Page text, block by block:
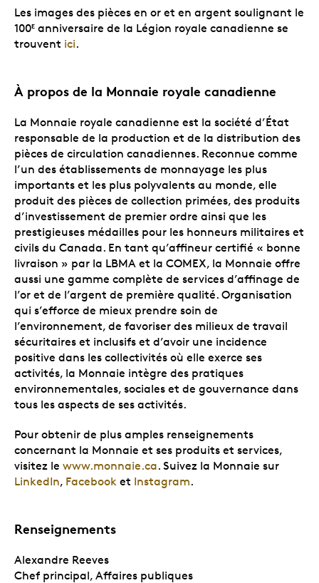
Les images des pièces en or et en argent soulignant le
100E anniversaire de la Légion royale canadienne se
trouvent ici.
À propos de la Monnaie royale canadienne
La Monnaie royale canadienne est la société d’État
responsable de la production et de la distribution des
pièces de circulation canadiennes. Reconnue comme
l’un des établissements de monnayage les plus
importants et les plus polyvalents au monde, elle
produit des pièces de collection primées, des produits
d’investissement de premier ordre ainsi que les
prestigieuses médailles pour les honneurs militaires et
civils du Canada. En tant qu’affineur certifié « bonne
livraison » par la LBMA et la COMEX, la Monnaie offre
aussi une gamme complète de services d’affinage de
l’or et de l’argent de première qualité. Organisation
qui s’efforce de mieux prendre soin de
l’environnement, de favoriser des milieux de travail
sécuritaires et inclusifs et d’avoir une incidence
positive dans les collectivités où elle exerce ses
activités, la Monnaie intègre des pratiques
environnementales, sociales et de gouvernance dans
tous les aspects de ses activités.
Pour obtenir de plus amples renseignements
concernant la Monnaie et ses produits et services,
visitez le www.monnaie.ca. Suivez la Monnaie sur
LinkedIn, Facebook et Instagram.
Renseignements
Alexandre Reeves
Chef principal, Affaires publiques